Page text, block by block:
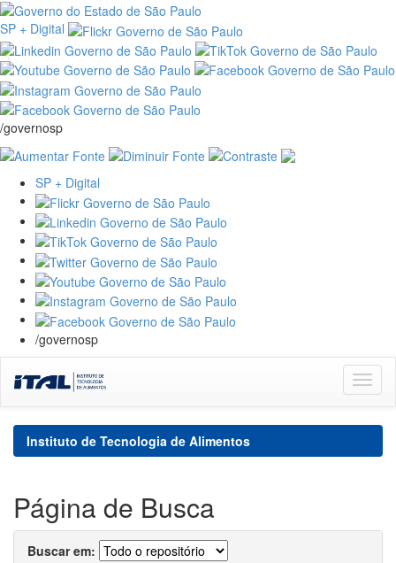
SP + Digital
/governosp
SP + Digital
/governosp
navigation
Instituto de Tecnologia de Alimentos
Página de Busca
Buscar em: